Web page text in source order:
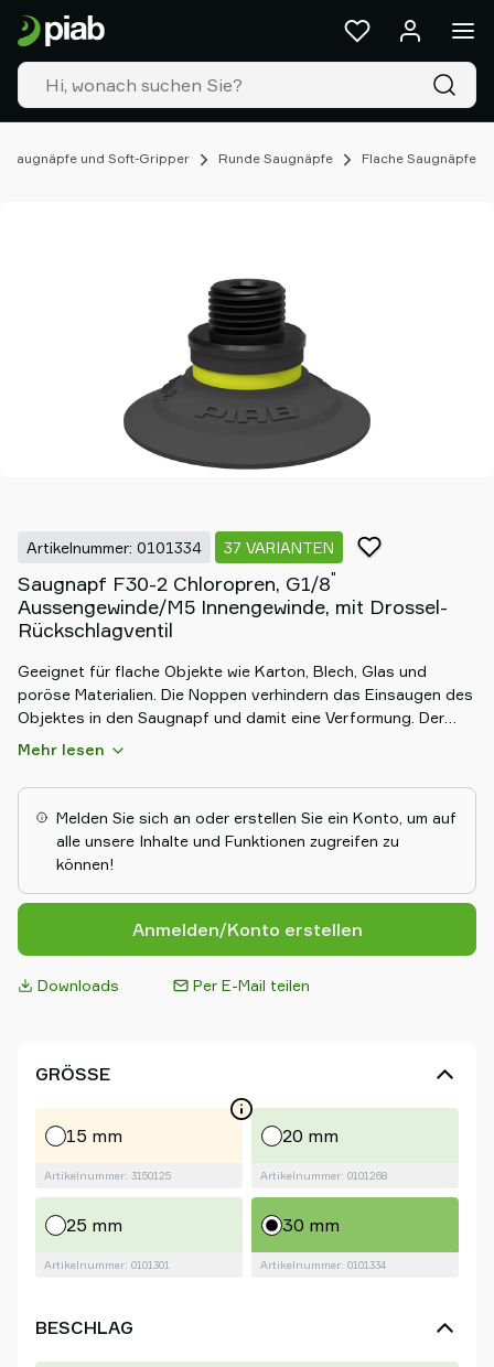
Saugnäpfe und Soft-Gripper Runde Saugnäpfe Flache Saugnäpfe
Artikelnummer: 0101334 37 VARIANTEN
Saugnapf F30-2 Chloropren, G1/8"
Aussengewinde/M5 Innengewinde, mit Drossel-
Rückschlagventil
Geeignet für flache Objekte wie Karton, Blech, Glas und
poröse Materialien. Die Noppen verhindern das Einsaugen des
Objektes in den Saugnapf und damit eine Verformung. Der
Saugnapf hat eine gute Stabilität und sehr wenig
Oberfläche gerichtet ist, da die Noppen die Reibung erhöhen.
Mehr lesen
Melden Sie sich an oder erstellen Sie ein Konto, um auf
alle unsere Inhalte und Funktionen zugreifen zu
können!
Anmelden/Konto erstellen
Downloads Per E-Mail teilen
GRÖSSE
15 mm
Artikelnummer: 3150125
20 mm
Artikelnummer: 0101268
25 mm
Artikelnummer: 0101301
30 mm
Artikelnummer: 0101334
BESCHLAG
Produkte
&
Lösungen
Industrien
Unsere
Ressourcen